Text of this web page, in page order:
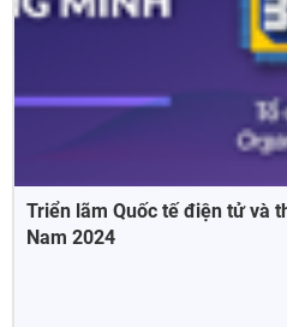
Triển lãm Quốc tế điện tử và
Nam 2024